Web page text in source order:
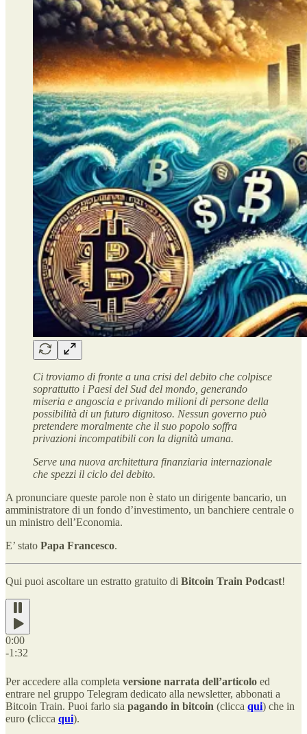
Ci troviamo di fronte a una crisi del debito che colpisce
soprattutto i Paesi del Sud del mondo, generando
miseria e angoscia e privando milioni di persone della
possibilità di un futuro dignitoso. Nessun governo può
pretendere moralmente che il suo popolo soffra
privazioni incompatibili con la dignità umana.
Serve una nuova architettura finanziaria internazionale
che spezzi il ciclo del debito.
A pronunciare queste parole non è stato un dirigente bancario, un
amministratore di un fondo d’investimento, un banchiere centrale o
un ministro dell’Economia.
E’ stato Papa Francesco.
Qui puoi ascoltare un estratto gratuito di Bitcoin Train Podcast!
0:00
-1:32
Per accedere alla completa versione narrata dell’articolo ed
entrare nel gruppo Telegram dedicato alla newsletter, abbonati a
Bitcoin Train. Puoi farlo sia pagando in bitcoin (clicca qui) che in
euro (clicca qui).